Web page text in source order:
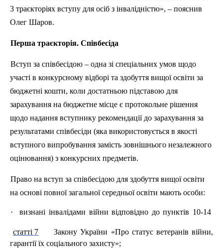
3 траєкторіях вступу для осіб з інвалідністю», – пояснив
Олег Шаров.
Перша траєкторія. Співбесіда
Вступ за співбесідою – одна зі спеціальних умов щодо
участі в конкурсному відборі та здобуття вищої освіти за
бюджетні кошти, коли достатньою підставою для
зарахування на бюджетне місце є протокольне рішення
щодо надання вступнику рекомендації до зарахування за
результатами співбесіди (яка використовується в якості
вступного випробування замість зовнішнього незалежного
оцінювання) з конкурсних предметів.
Право на вступ за співбесідою для здобуття вищої освіти
на основі повної загальної середньої освіти мають особи:
· визнані інвалідами війни відповідно до пунктів 10-14
статті 7
Закону України «Про статус ветеранів війни,
гарантії їх соціального захисту»;